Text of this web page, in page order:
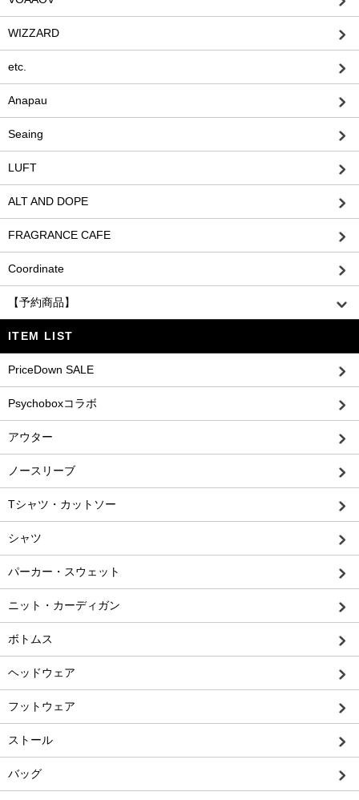
WIZZARD
etc.
Anapau
Seaing
LUFT
ALT AND DOPE
FRAGRANCE CAFE
Coordinate
【予約商品】
ITEM LIST
PriceDown SALE
Psychoboxコラボ
アウター
ノースリーブ
Tシャツ・カットソー
シャツ
パーカー・スウェット
ニット・カーディガン
ボトムス
ヘッドウェア
フットウェア
ストール
バッグ